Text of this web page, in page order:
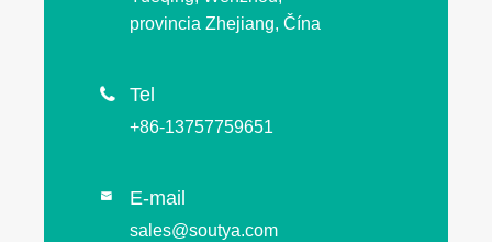
provincia Zhejiang, Čína
 Tel
+86-13757759651
 E-mail
sales@soutya.com